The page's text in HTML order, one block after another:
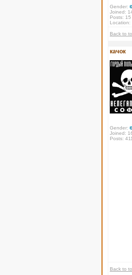
Gender:
Joined:
Posts: 15
Location:
Back to
качок
Gender:
Joined:
Posts: 411
Back to